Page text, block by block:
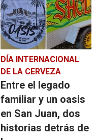
DÍA INTERNACIONAL
DE LA CERVEZA
Entre el legado
familiar y un oasis
en San Juan, dos
historias detrás de